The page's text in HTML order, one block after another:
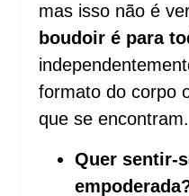
mas isso não é
boudoir é para
formato do corpo
que se encontram.
Quer sentir-